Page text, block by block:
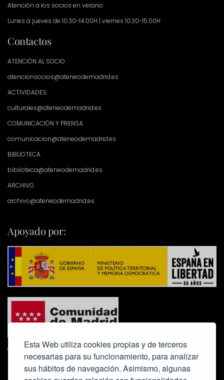
Esta Web utiliza cookies propias y de terceros
necesarias para su funcionamiento, para analizar
sus hábitos de navegación. Asimismo, algunas
Atención a los socios en verano:
Lunes a jueves de 10:30-14:00H | viernes 10:30-15:00H
Contactos
ATENCIÓN AL SOCIO
atencionsocios@ateneodemadrid.es
ACTIVIDADES:
culturales@ateneodemadrid.es
COMUNICACIÓN Y PRENSA
comunicacion@ateneodemadrid.es
BIBLIOTECA
biblioteca@ateneodemadrid.es
ARCHIVO
archivo@ateneodemadrid.es
Apoyado por: